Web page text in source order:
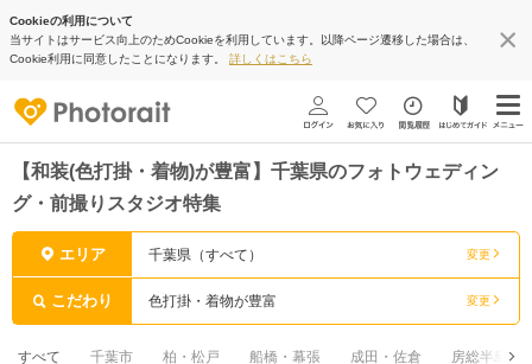
Cookieの利用について
当サイトはサービス向上のためCookieを利用しています。以降ページ遷移した場合は、
Cookie利用に同意したことになります。 詳しくはこちら
【和装(色打掛・着物)が豊富】千葉県のフォトウェディン
グ・前撮りスタジオ特集
エリア 千葉県（すべて） 変更
こだわり 色打掛・着物が豊富 変更
すべて 千葉市 柏・松戸 船橋・幕張 成田・佐倉 房総半島